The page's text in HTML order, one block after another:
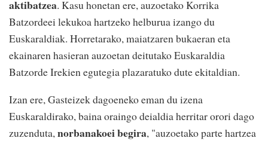
aktibatzea. Kasu honetan ere, auzoetako Korrika
Batzordeei lekukoa hartzeko helburua izango du
Euskaraldiak. Horretarako, maiatzaren bukaeran eta
ekainaren hasieran auzoetan deitutako Euskaraldia
Batzorde Irekien egutegia plazaratuko dute ekitaldian.
Izan ere, Gasteizek dagoeneko eman du izena
Euskaraldirako, baina oraingo deialdia herritar orori dago
zuzenduta,norbanakoei begira, "auzoetako parte hartzea